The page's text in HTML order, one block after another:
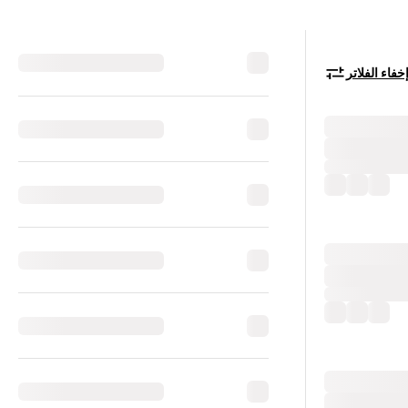
إخفاء الفلاتر